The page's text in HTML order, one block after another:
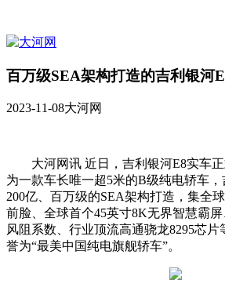
百万级SEA架构打造的吉利银河
2023-11-08大河网
大河网讯 近日，吉利银河E8实车
为一款车长唯一超5米的B级纯电轿车，
200亿、百万级的SEA架构打造，集全
前脸、全球首个45英寸8K无界智慧霸
风阻系数、行业顶流高通骁龙8295芯
誉为“最美中国纯电旗舰轿车”。